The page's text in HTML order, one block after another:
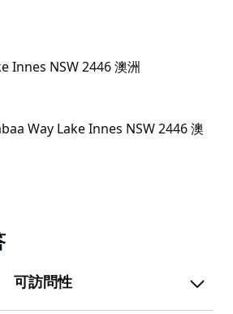
以沉浸在互動式的科普考拉體驗
醫院拯救無尾熊的使命和野生無尾
物的過程並學習。
Innes NSW 2446 澳洲
可訪問性